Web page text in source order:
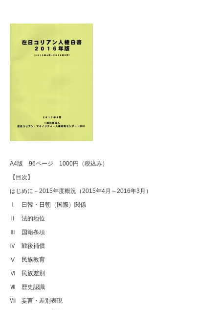
A4版 96ページ 1000円（税込み）
【目次】
はじめに－2015年度概況（2015年4月～2016年3月）
Ⅰ 日韓・日朝（国際）関係
Ⅱ 法的地位
Ⅲ 国籍条項
Ⅳ 戦後補償
Ⅴ 民族教育
Ⅵ 民族差別
Ⅶ 歴史認識
Ⅷ 妄言・差別表現